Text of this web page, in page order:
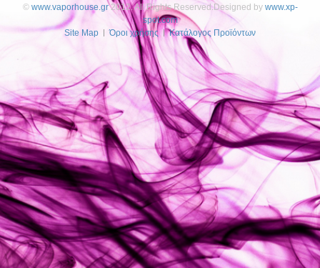
© www.vaporhouse.gr2012. All Rights Reserved.Designed by www.xp-
spot.com
Site Map
Όροι χρήσης Κατάλογος Προϊόντων